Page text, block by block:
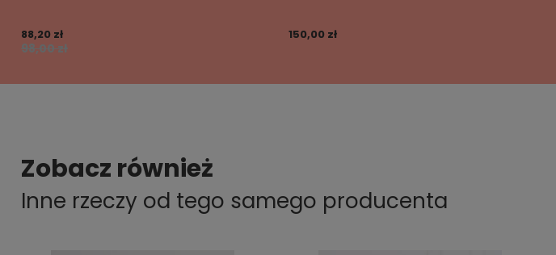
98,00 zł
88,20 zł 150,00 zł
Zobacz również
Inne rzeczy od tego samego producenta